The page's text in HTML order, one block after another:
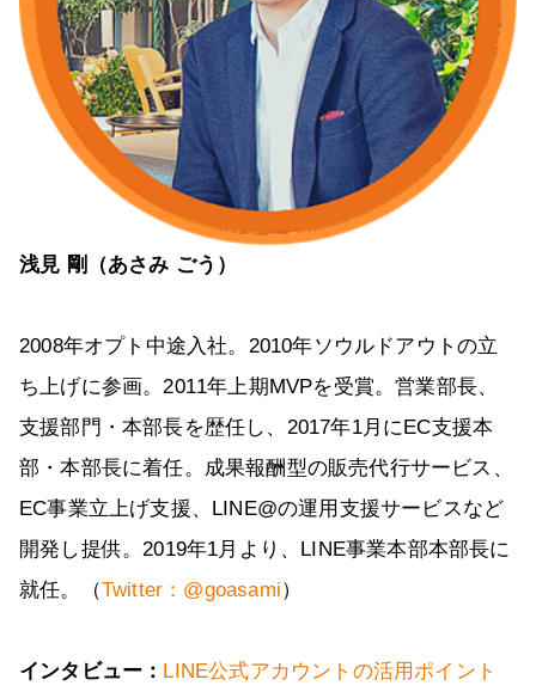
浅見 剛（あさみ ごう）
2008年オプト中途入社。2010年ソウルドアウトの立
ち上げに参画。2011年上期MVPを受賞。営業部長、
支援部門・本部長を歴任し、2017年1月にEC支援本
部・本部長に着任。成果報酬型の販売代行サービス、
EC事業立上げ支援、LINE@の運用支援サービスなど
開発し提供。2019年1月より、LINE事業本部本部長に
就任。（Twitter：@goasami）
インタビュー： LINE公式アカウントの活用ポイント